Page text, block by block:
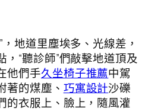
地道里塵埃多、光線差，
“聽診師”們敲擊地道頂及
他們手久坐椅子推薦中駕
著的煤塵、 巧寓設計沙礫
的衣服上、臉上，隨風灌